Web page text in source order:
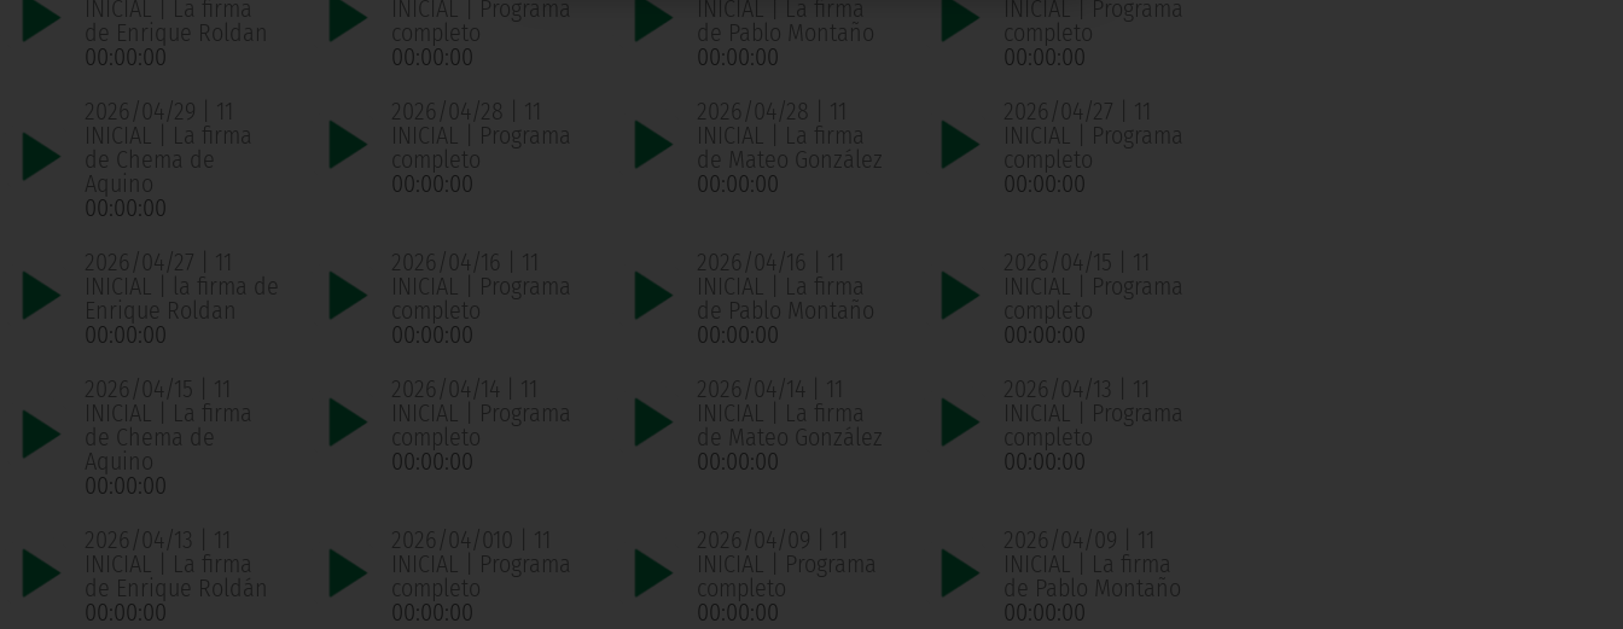
INICIAL | La firma
de Enrique Roldan
00:00:00
INICIAL | Programa
completo
00:00:00
INICIAL | La firma
de Pablo Montaño
00:00:00
INICIAL | Programa
completo
00:00:00
2026/04/29 | 11
INICIAL | La firma
de Chema de
Aquino
00:00:00
2026/04/28 | 11
INICIAL | Programa
completo
00:00:00
2026/04/28 | 11
INICIAL | La firma
de Mateo González
00:00:00
2026/04/27 | 11
INICIAL | Programa
completo
00:00:00
2026/04/27 | 11
INICIAL | la firma de
Enrique Roldan
00:00:00
2026/04/16 | 11
INICIAL | Programa
completo
00:00:00
2026/04/16 | 11
INICIAL | La firma
de Pablo Montaño
00:00:00
2026/04/15 | 11
INICIAL | Programa
completo
00:00:00
2026/04/15 | 11
INICIAL | La firma
de Chema de
Aquino
00:00:00
2026/04/14 | 11
INICIAL | Programa
completo
00:00:00
2026/04/14 | 11
INICIAL | La firma
de Mateo González
00:00:00
2026/04/13 | 11
INICIAL | Programa
completo
00:00:00
2026/04/13 | 11
INICIAL | La firma
de Enrique Roldán
00:00:00
2026/04/010 | 11
INICIAL | Programa
completo
00:00:00
2026/04/09 | 11
INICIAL | Programa
completo
00:00:00
2026/04/09 | 11
INICIAL | La firma
de Pablo Montaño
00:00:00